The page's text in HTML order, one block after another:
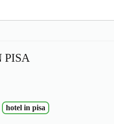
PISA
hotel in pisa